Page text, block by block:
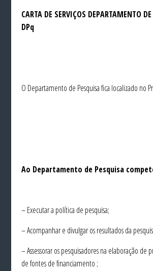
CARTA DE SERVIÇOS DEPARTAMENTO
DPq
O Departamento de Pesquisa fica localizado no
Ao Departamento de Pesquisa
– Executar a política de pesquisa;
– Acompanhar e divulgar os resultados da
– Assessorar os pesquisadores na elaboração de
de fontes de financiamento ;